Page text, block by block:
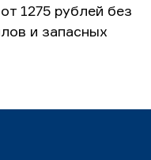
1275 рублей без
и запасных